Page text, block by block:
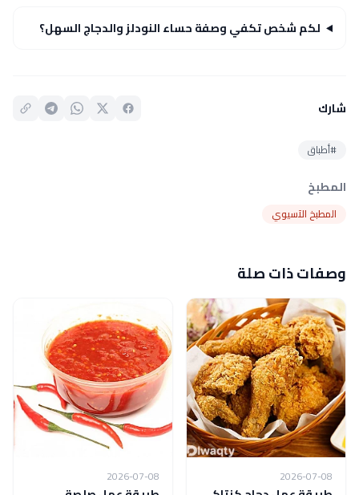
لكم شخص تكفي وصفة حساء النودلز والدجاج السهل؟
شارك
#أطباق
المطبخ
المطبخ الآسيوي
وصفات ذات صلة
2026-07-08
2026-07-08